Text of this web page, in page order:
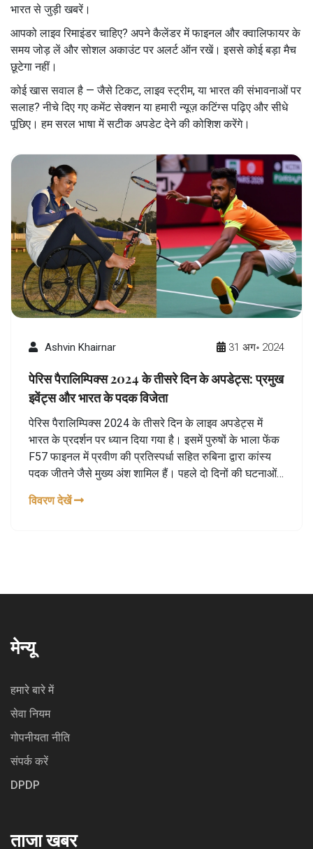
भारत से जुड़ी खबरें।
आपको लाइव रिमाइंडर चाहिए? अपने कैलेंडर में फाइनल और क्वालिफायर के
समय जोड़ लें और सोशल अकाउंट पर अलर्ट ऑन रखें। इससे कोई बड़ा मैच
छूटेगा नहीं।
कोई खास सवाल है — जैसे टिकट, लाइव स्ट्रीम, या भारत की संभावनाओं पर
सलाह? नीचे दिए गए कमेंट सेक्शन या हमारी न्यूज़ कटिंग्स पढ़िए और सीधे
पूछिए। हम सरल भाषा में सटीक अपडेट देने की कोशिश करेंगे।
Ashvin Khairnar 31 अग॰ 2024
पेरिस पैरालिम्पिक्स 2024 के तीसरे दिन के अपडेट्स: प्रमुख
इवेंट्स और भारत के पदक विजेता
पेरिस पैरालिम्पिक्स 2024 के तीसरे दिन के लाइव अपडेट्स में
भारत के प्रदर्शन पर ध्यान दिया गया है। इसमें पुरुषों के भाला फेंक
F57 फाइनल में प्रवीण की प्रतिस्पर्धा सहित रुबिना द्वारा कांस्य
पदक जीतने जैसे मुख्य अंश शामिल हैं। पहले दो दिनों की घटनाओं
और मनीष नरवाल का रजत पदक।
विवरण देखें
मेन्यू
हमारे बारे में
सेवा नियम
गोपनीयता नीति
संपर्क करें
DPDP
ताजा खबर